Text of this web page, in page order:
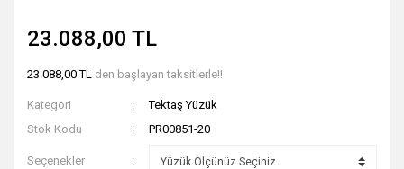
23.088,00 TL
23.088,00 TL den başlayan taksitlerle!!
Kategori
Tektaş Yüzük
Stok Kodu
PR00851-20
Seçenekler